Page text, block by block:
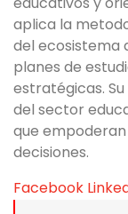
que
mejor
aplica la
del ecosistema
planes de
estratégicas.
del sector
que
decisiones.
Facebook